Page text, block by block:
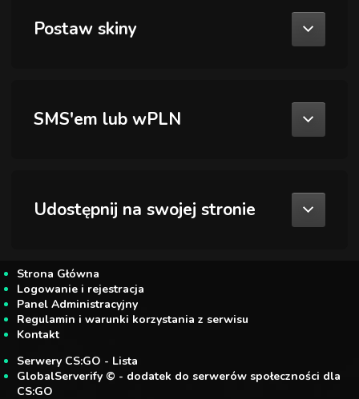
Postaw skiny
SMS'em lub wPLN
Udostępnij na swojej stronie
Strona Główna
Logowanie i rejestracja
Panel Administracyjny
Regulamin i warunki korzystania z serwisu
Kontakt
Serwery CS:GO - Lista
GlobalServerify © - dodatek do serwerów społeczności dla
CS:GO